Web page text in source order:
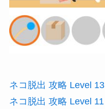
ネコ脱出 攻略 Level 13
ネコ脱出 攻略 Level 11